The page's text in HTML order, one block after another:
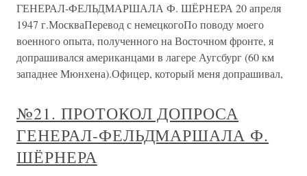
ГЕНЕРАЛ-ФЕЛЬДМАРШАЛА Ф. ШЁРНЕРА 20 апреля
1947 г.МоскваПеревод с немецкогоПо поводу моего
военного опыта, полученного на Восточном фронте, я
допрашивался американцами в лагере Аугсбург (60 км
западнее Мюнхена).Офицер, который меня допрашивал,
№21. ПРОТОКОЛ ДОПРОСА
ГЕНЕРАЛ-ФЕЛЬДМАРШАЛА Ф.
ШЁРНЕРА